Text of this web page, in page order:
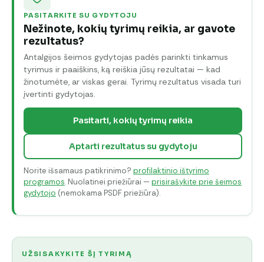
PASITARKITE SU GYDYTOJU
Nežinote, kokių tyrimų reikia, ar gavote
rezultatus?
Antalgijos šeimos gydytojas padės parinkti tinkamus
tyrimus ir paaiškins, ką reiškia jūsų rezultatai — kad
žinotumėte, ar viskas gerai. Tyrimų rezultatus visada turi
įvertinti gydytojas.
Pasitarti, kokių tyrimų reikia
Aptarti rezultatus su gydytoju
Norite išsamaus patikrinimo? profilaktinio ištyrimo
programos. Nuolatinei priežiūrai —prisirašykite prie šeimos
gydytojo (nemokama PSDF priežiūra).
UŽSISAKYKITE ŠĮ TYRIMĄ